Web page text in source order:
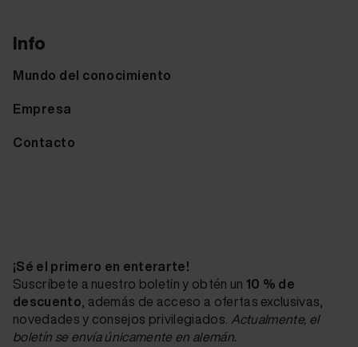
Info
Mundo del conocimiento
Empresa
Contacto
¡Sé el primero en enterarte!
Suscríbete a nuestro boletín y obtén un 10 % de
descuento, además de acceso a ofertas exclusivas,
novedades y consejos privilegiados. Actualmente, el
boletín se envía únicamente en alemán.